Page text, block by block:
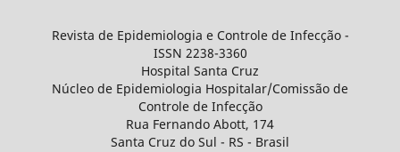
Revista de Epidemiologia e Controle de Infecção -
ISSN 2238-3360
Hospital Santa Cruz
Núcleo de Epidemiologia Hospitalar/Comissão de
Controle de Infecção
Rua Fernando Abott, 174
Santa Cruz do Sul - RS - Brasil